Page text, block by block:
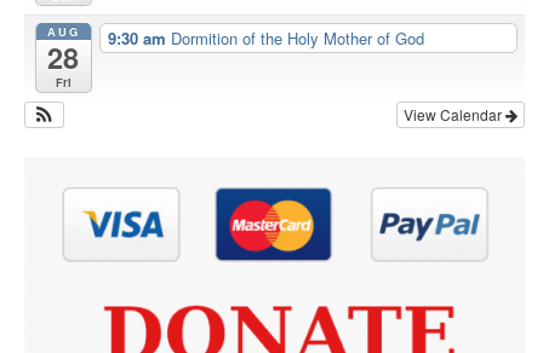
AUG
28
Fri
9:30 am Dormition of the Holy Mother of God
View Calendar